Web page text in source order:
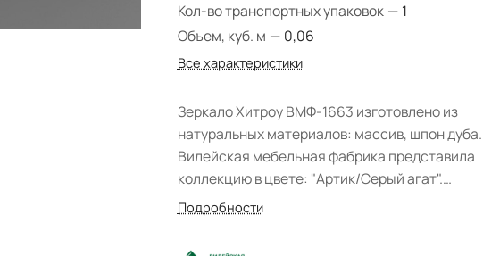
Кол-во транспортных упаковок — 1
Объем, куб. м — 0,06
Все характеристики
Зеркало Хитроу ВМФ-1663 изготовлено из
натуральных материалов: массив, шпон дуба.
Вилейская мебельная фабрика представила
коллекцию в цвете: "Артик/Серый агат".
Поставляется в собранном виде. Зеркало
высокую функциональность.
Подробности